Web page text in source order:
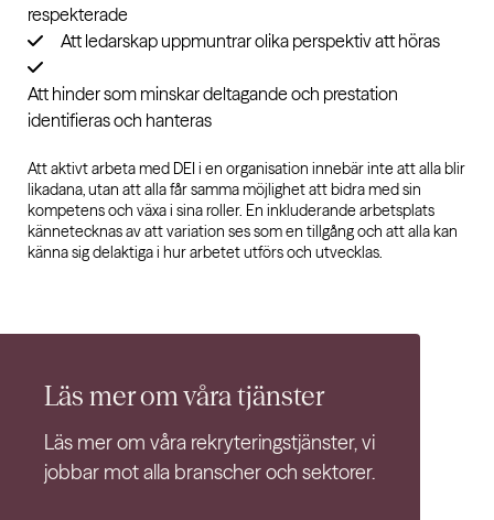
respekterade
Att ledarskap uppmuntrar olika perspektiv att höras
Att hinder som minskar deltagande och prestation
identifieras och hanteras
Att aktivt arbeta med DEI i en organisation innebär inte att alla blir
likadana, utan att alla får samma möjlighet att bidra med sin
kompetens och växa i sina roller. En inkluderande arbetsplats
kännetecknas av att variation ses som en tillgång och att alla kan
känna sig delaktiga i hur arbetet utförs och utvecklas.
Läs mer om våratjänster
Läs mer om våra rekryteringstjänster, vi
jobbar mot alla branscher och sektorer.